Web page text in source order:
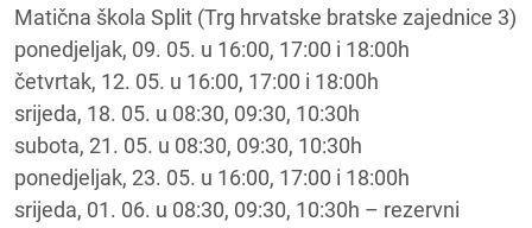
Matična škola Split (Trg hrvatske bratske zajednice 3)
ponedjeljak, 09. 05. u 16:00, 17:00 i 18:00h
četvrtak, 12. 05. u 16:00, 17:00 i 18:00h
srijeda, 18. 05. u 08:30, 09:30, 10:30h
subota, 21. 05. u 08:30, 09:30, 10:30h
ponedjeljak, 23. 05. u 16:00, 17:00 i 18:00h
srijeda, 01. 06. u 08:30, 09:30, 10:30h – rezervni